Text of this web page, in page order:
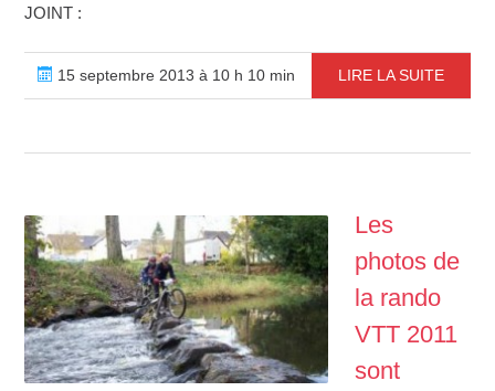
JOINT :
15 septembre 2013 à 10 h 10 min LIRE LA SUITE
Les
photos de
la rando
VTT 2011
sont